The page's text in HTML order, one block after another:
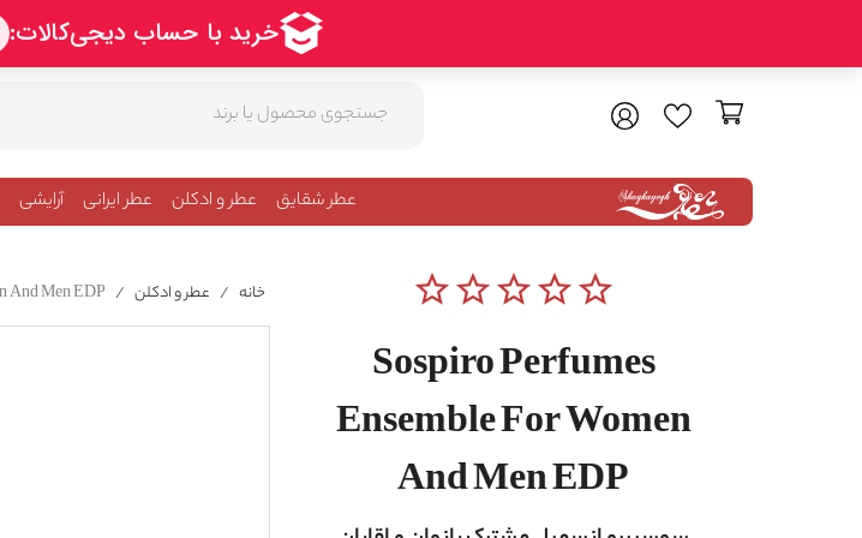
عطر شقایق عطر و ادکلن عطر ایرانی آرایشی
star_borderstar_borderstar_borderstar_borderstar_border
Sospiro Perfumes
Ensemble For Women
And Men EDP
خانه / عطر و ادکلن /